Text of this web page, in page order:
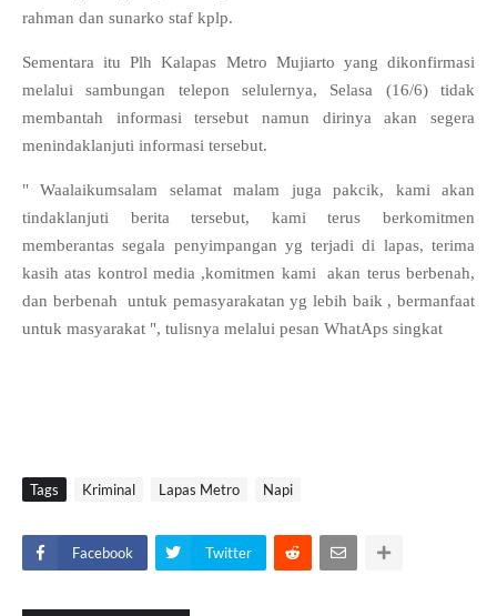
rahman dan sunarko staf kplp.
Sementara itu Plh Kalapas Metro Mujiarto yang dikonfirmasi
melalui sambungan telepon selulernya, Selasa (16/6) tidak
membantah informasi tersebut namun dirinya akan segera
menindaklanjuti informasi tersebut.
" Waalaikumsalam selamat malam juga pakcik, kami akan
tindaklanjuti berita tersebut, kami terus berkomitmen
memberantas segala penyimpangan yg terjadi di lapas, terima
kasih atas kontrol media ,komitmen kami akan terus berbenah,
dan berbenah untuk pemasyarakatan yg lebih baik , bermanfaat
untuk masyarakat ", tulisnya melalui pesan WhatAps singkat
Tags Kriminal Lapas Metro Napi
Facebook Twitter